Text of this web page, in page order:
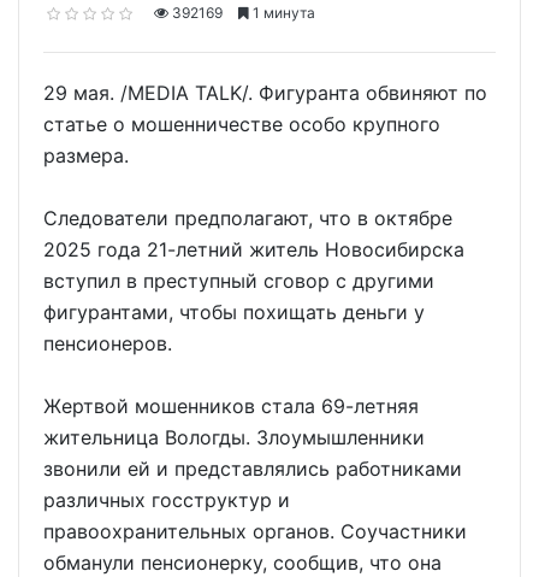
392169
1 минута
29 мая. /MEDIA TALK/. Фигуранта обвиняют по
статье о мошенничестве особо крупного
размера.
Следователи предполагают, что в октябре
2025 года 21-летний житель Новосибирска
вступил в преступный сговор с другими
фигурантами, чтобы похищать деньги у
пенсионеров.
Жертвой мошенников стала 69-летняя
жительница Вологды. Злоумышленники
звонили ей и представлялись работниками
различных госструктур и
правоохранительных органов. Соучастники
обманули пенсионерку, сообщив, что она